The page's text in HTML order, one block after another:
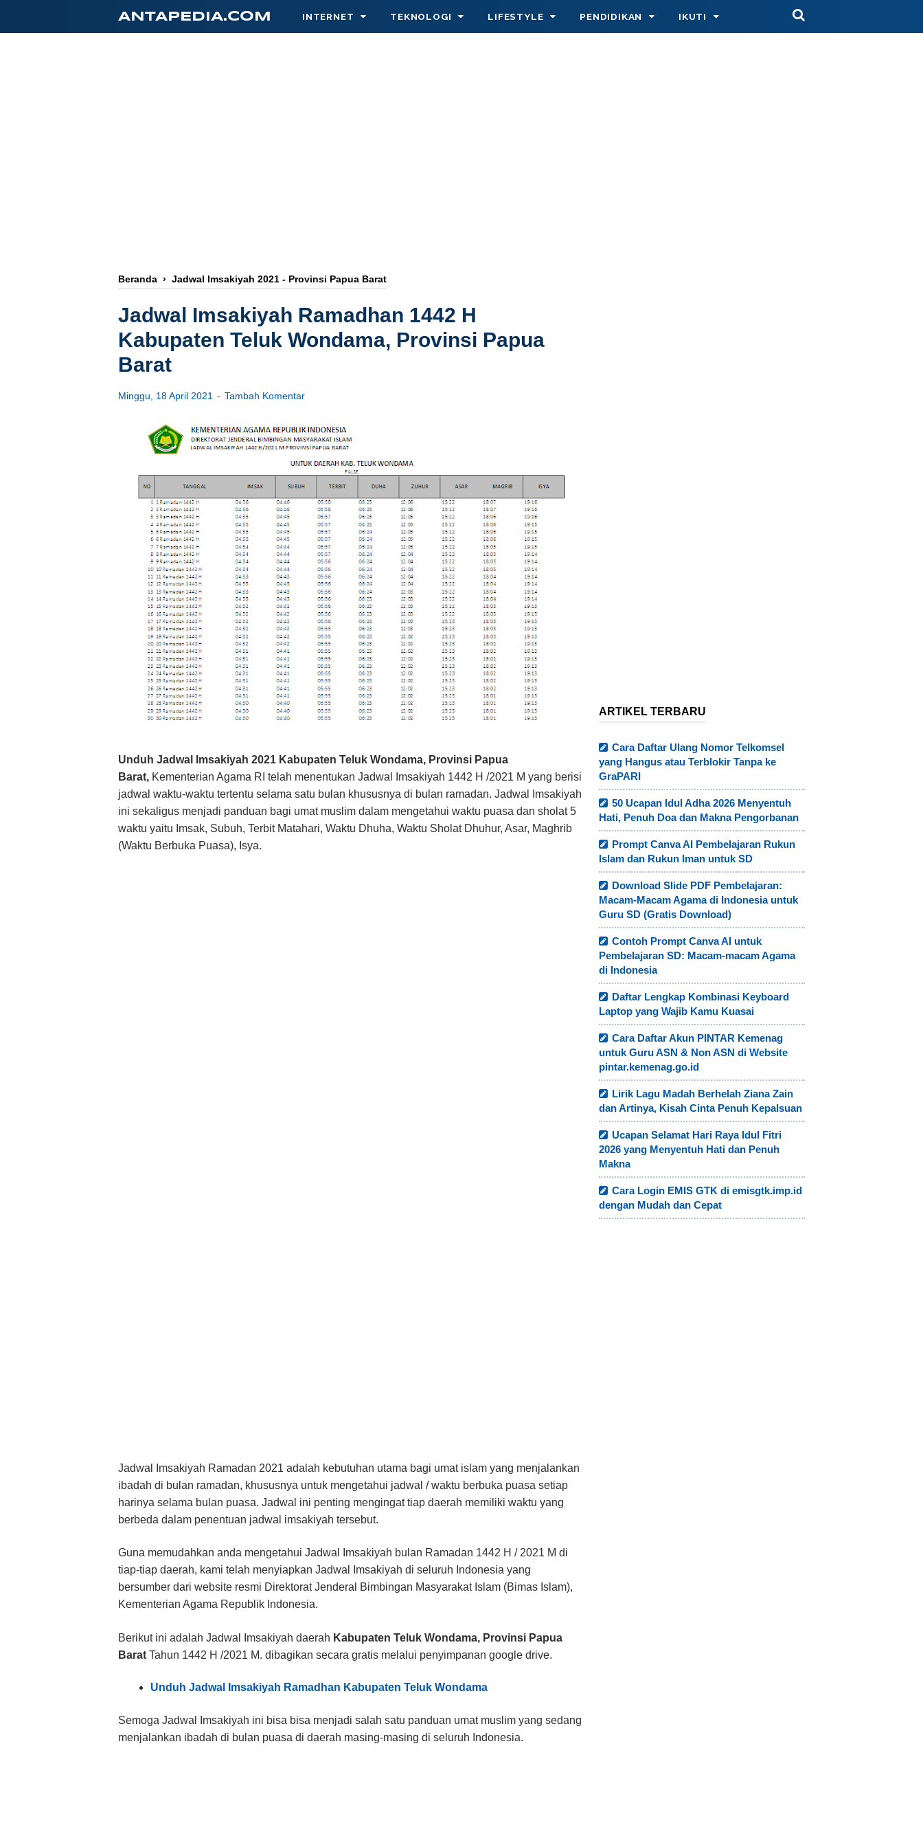
ANTAPEDIA.COM INTERNET TEKNOLOGI LIFESTYLE PENDIDIKAN IKUTI
Beranda › Jadwal Imsakiyah 2021 - Provinsi Papua Barat
Jadwal Imsakiyah Ramadhan 1442 H
Kabupaten Teluk Wondama, Provinsi Papua
Barat
Minggu, 18 April 2021 Tambah Komentar
Unduh Jadwal Imsakiyah 2021 Kabupaten Teluk Wondama, Provinsi Papua
Barat, Kementerian Agama RI telah menentukan Jadwal Imsakiyah 1442 H /2021 M yang berisi
jadwal waktu-waktu tertentu selama satu bulan khususnya di bulan ramadan. Jadwal Imsakiyah
ini sekaligus menjadi panduan bagi umat muslim dalam mengetahui waktu puasa dan sholat 5
waktu yaitu Imsak, Subuh, Terbit Matahari, Waktu Dhuha, Waktu Sholat Dhuhur, Asar, Maghrib
(Waktu Berbuka Puasa), Isya.
Jadwal Imsakiyah Ramadan 2021 adalah kebutuhan utama bagi umat islam yang menjalankan
ibadah di bulan ramadan, khususnya untuk mengetahui jadwal / waktu berbuka puasa setiap
harinya selama bulan puasa. Jadwal ini penting mengingat tiap daerah memiliki waktu yang
berbeda dalam penentuan jadwal imsakiyah tersebut.
Guna memudahkan anda mengetahui Jadwal Imsakiyah bulan Ramadan 1442 H / 2021 M di
tiap-tiap daerah, kami telah menyiapkan Jadwal Imsakiyah di seluruh Indonesia yang
bersumber dari website resmi Direktorat Jenderal Bimbingan Masyarakat Islam (Bimas Islam),
Kementerian Agama Republik Indonesia.
Berikut ini adalah Jadwal Imsakiyah daerah Kabupaten Teluk Wondama, Provinsi Papua
Barat Tahun 1442 H /2021 M. dibagikan secara gratis melalui penyimpanan google drive.
Unduh Jadwal Imsakiyah Ramadhan Kabupaten Teluk Wondama
Semoga Jadwal Imsakiyah ini bisa bisa menjadi salah satu panduan umat muslim yang sedang
menjalankan ibadah di bulan puasa di daerah masing-masing di seluruh Indonesia.
ARTIKEL TERBARU
Cara Daftar Ulang Nomor Telkomsel
yang Hangus atau Terblokir Tanpa ke
GraPARI
50 Ucapan Idul Adha 2026 Menyentuh
Hati, Penuh Doa dan Makna Pengorbanan
Prompt Canva AI Pembelajaran Rukun
Islam dan Rukun Iman untuk SD
Download Slide PDF Pembelajaran:
Macam-Macam Agama di Indonesia untuk
Guru SD (Gratis Download)
Contoh Prompt Canva AI untuk
Pembelajaran SD: Macam-macam Agama
di Indonesia
Daftar Lengkap Kombinasi Keyboard
Laptop yang Wajib Kamu Kuasai
Cara Daftar Akun PINTAR Kemenag
untuk Guru ASN & Non ASN di Website
pintar.kemenag.go.id
Lirik Lagu Madah Berhelah Ziana Zain
dan Artinya, Kisah Cinta Penuh Kepalsuan
Ucapan Selamat Hari Raya Idul Fitri
2026 yang Menyentuh Hati dan Penuh
Makna
Cara Login EMIS GTK di emisgtk.imp.id
dengan Mudah dan Cepat